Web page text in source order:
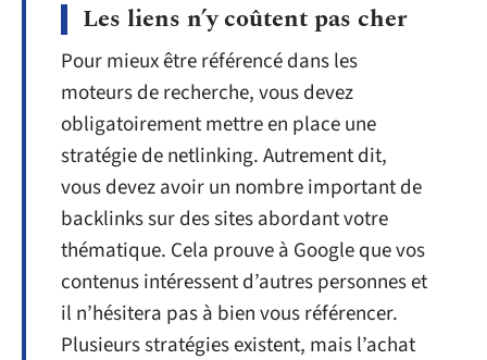
Les liens n’y coûtent pas cher
Pour mieux être référencé dans les
moteurs de recherche, vous devez
obligatoirement mettre en place une
stratégie de netlinking. Autrement dit,
vous devez avoir un nombre important de
backlinks sur des sites abordant votre
thématique. Cela prouve à Google que vos
contenus intéressent d’autres personnes et
il n’hésitera pas à bien vous référencer.
Plusieurs stratégies existent, mais l’achat